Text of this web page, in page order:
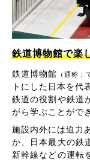
鉄道博物館で楽
鉄道博物館 （通称：
トにした日本を代
鉄道の役割や鉄道
がら学ぶことがで
施設内外には迫力
か、日本最大の鉄
新幹線などの運転